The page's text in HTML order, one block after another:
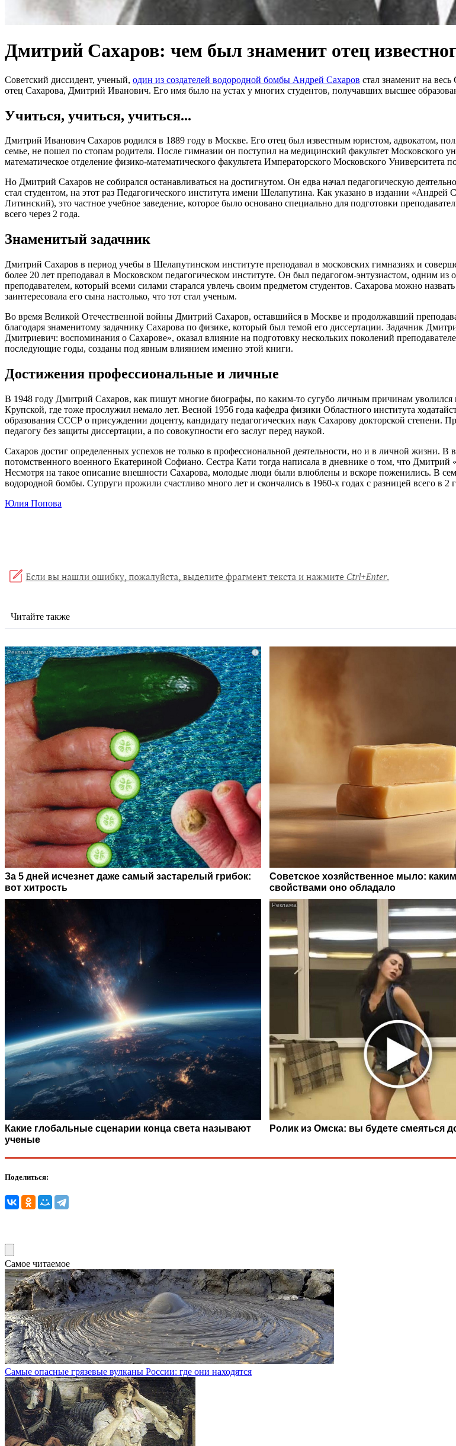
Дмитрий Сахаров: чем был знаменит отец
Советский диссидент, ученый, один из создателей водородной бомбы Андрей Сахаров стал знаменит на
отец Сахарова, Дмитрий Иванович. Его имя было на устах у многих студентов, получавших высшее
Учиться, учиться, учиться...
Дмитрий Иванович Сахаров родился в 1889 году в Москве. Его отец был известным юристом, адвокатом,
семье, не пошел по стопам родителя. После гимназии он поступил на медицинский факультет Московского
математическое отделение физико-математического факультета Императорского Московского
Но Дмитрий Сахаров не собирался останавливаться на достигнутом. Он едва начал педагогическую
стал студентом, на этот раз Педагогического института имени Шелапутина. Как указано в издании
Литинский), это частное учебное заведение, которое было основано специально для подготовки
всего через 2 года.
Знаменитый задачник
Дмитрий Сахаров в период учебы в Шелапутинском институте преподавал в московских гимназиях и
более 20 лет преподавал в Московском педагогическом институте. Он был педагогом-энтузиастом, одним
преподавателем, который всеми силами старался увлечь своим предметом студентов. Сахарова можно
заинтересовала его сына настолько, что тот стал ученым.
Во время Великой Отечественной войны Дмитрий Сахаров, оставшийся в Москве и продолжавший
благодаря знаменитому задачнику Сахарова по физике, который был темой его диссертации. Задачник
Дмитриевич: воспоминания о Сахарове», оказал влияние на подготовку нескольких поколений
последующие годы, созданы под явным влиянием именно этой книги.
Достижения профессиональные и личные
В 1948 году Дмитрий Сахаров, как пишут многие биографы, по каким-то сугубо личным причинам
Крупской, где тоже прослужил немало лет. Весной 1956 года кафедра физики Областного института
образования СССР о присуждении доценту, кандидату педагогических наук Сахарову докторской степени.
педагогу без защиты диссертации, а по совокупности его заслуг перед наукой.
Сахаров достиг определенных успехов не только в профессиональной деятельности, но и в личной жизни. В
потомственного военного Екатериной Софиано. Сестра Кати тогда написала в дневнике о том, что
Несмотря на такое описание внешности Сахарова, молодые люди были влюблены и вскоре поженились. В
водородной бомбы. Супруги прожили счастливо много лет и скончались в 1960-х годах с разницей всего в 2
Юлия Попова
Читайте также
i
За 5 дней исчезнет даже самый застарелый грибок:
вот хитрость
Советское хозяйственное мыло:
свойствами оно обладало
Какие глобальные сценарии конца света называют
ученые
Ролик из Омска: вы будете смеяться
Поделиться:
Самое читаемое
Самые опасные грязевые вулканы России: где они находятся